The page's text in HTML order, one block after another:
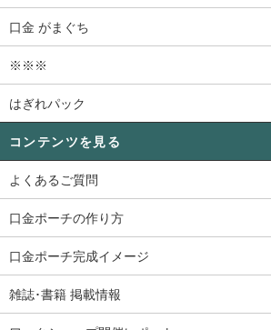
口金 がまぐち
※※※
はぎれパック
コンテンツを見る
よくあるご質問
口金ポーチの作り方
口金ポーチ完成イメージ
雑誌･書籍 掲載情報